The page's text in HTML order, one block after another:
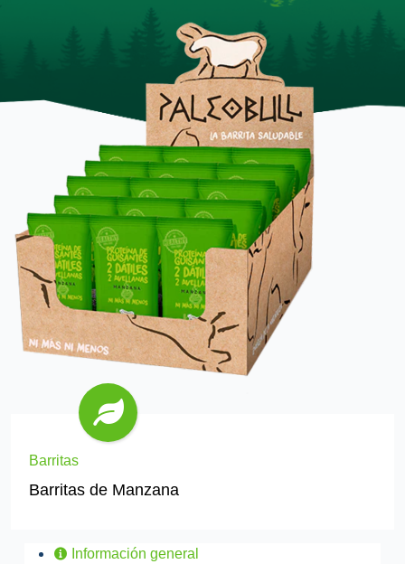
Barritas
Barritas de Manzana
Información general